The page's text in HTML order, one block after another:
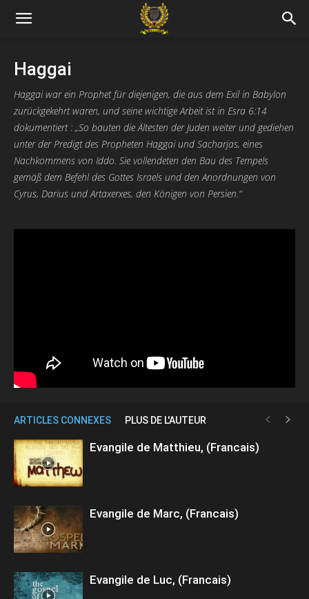
Haggai
Haggai war ein Prophet für diejenigen, die aus dem Exil in Babylon
zurückgekehrt waren, und seine wichtige Arbeit ist in Esra 6:14
dokumentiert : „So bauten die Ältesten der Juden weiter und gediehen
unter der Predigt des Propheten Haggai und Sacharjas, eines
Nachkommens von Iddo. Sie vollendeten den Bau des Tempels
gemäß dem Befehl des Gottes Israels und den Anordnungen von
Cyrus, Darius und Artaxerxes, den Königen von Persien.“
ARTICLES CONNEXES PLUS DE L'AUTEUR
Evangile de Matthieu, (Francais)
Evangile de Marc, (Francais)
Evangile de Luc, (Francais)